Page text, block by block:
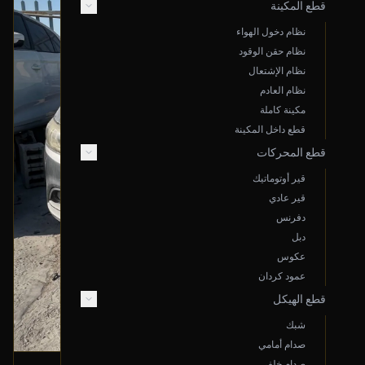
قطع المكينة
نظام دخول الهواء
نظام حقن الوقود
نظام الإشتعال
نظام العادم
مكينة كاملة
قطع داخل المكينة
قطع المحركات
قير أوتوماتيك
قير عادي
دفرنس
دبل
عكوس
عمود كردان
قطع الهيكل
شبك
صدام أمامي